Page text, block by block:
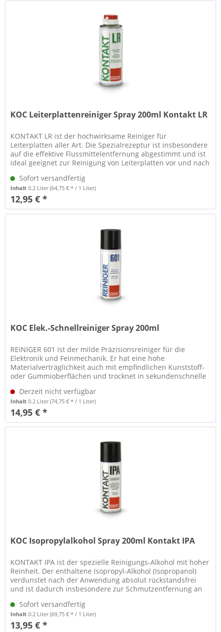
KOC Leiterplattenreiniger Spray 200ml Kontakt LR
KONTAKT LR ist der hochwirksame Reiniger für
Leiterplatten aller Art. Die Spezialrezeptur ist insbesondere
auf die effektive Flussmittelentfernung abgestimmt und ist
ideal geeignet zur Reinigung von Leiterplatten vor und nach
Sofort versandfertig
Inhalt0.2 Liter(64,75 € * / 1 Liter)
12,95 € *
KOC Elek.-Schnellreiniger Spray 200ml
REINIGER 601 ist der milde Präzisionsreiniger für die
Elektronik und Feinmechanik. Er hat eine hohe
Materialverträglichkeit auch mit empfindlichen Kunststoff-
oder Gummioberflächen und trocknet in sekundenschnelle
Derzeit nicht verfügbar
Inhalt0.2 Liter(74,75 € * / 1 Liter)
14,95 € *
KOC Isopropylalkohol Spray 200ml Kontakt IPA
KONTAKT IPA ist der spezielle Reinigungs-Alkohol mit hoher
Reinheit. Der enthaltene Isopropyl-Alkohol (Isopropanol)
verdunstet nach der Anwendung absolut rückstandsfrei
und ist dadurch insbesondere zur Schmutzentfernung an
Sofort versandfertig
Inhalt0.2 Liter(69,75 € * / 1 Liter)
13,95 € *